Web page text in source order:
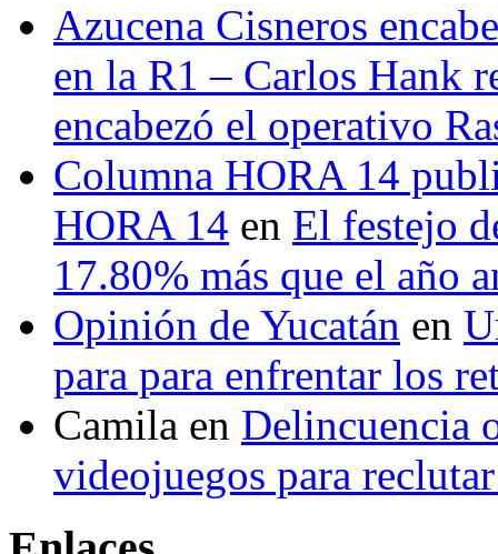
Azucena Cisneros
en la R1 – Carlos Hank
encabezó el operativo
Columna HORA 14
HORA 14 en El festejo
17.80% más que el año
Opinión de Yucatán en
para para enfrentar los
Camila en Delincuencia
videojuegos para